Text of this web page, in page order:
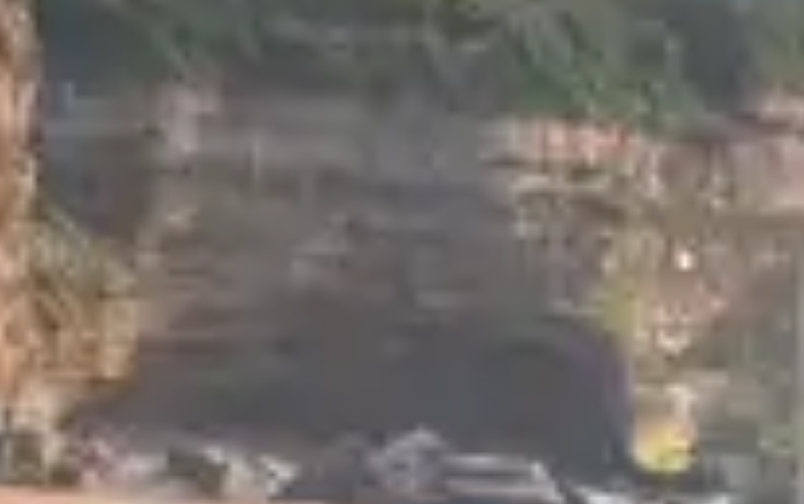
. Identifiées selon leur région et leur utilité,
Une ossature bois, constituée de pans de bois ;
Un hourdage, remplissage des espaces vides entre les poutres, qui s’effectue en briques,
trouve en ville ou dans les campagnes. Ce hourdage solidifie et assure le maintien des
Un toit pentu en raison des conditions climatiques, revêtu de tuiles d’argile plates « en queue de
bien souvent ornées de symboles familiaux et/ou locaux : losanges, croix de Saint-André, « mann
la chaise curule. Sur les
les plus embourgeoisées, les pans de bois sont
singularité à chacune d’elles.
Une architecture alsacienne
et rurale
Cette architecture alsacienne a su s’imposer dans les villes, résister aux siècles et aux guerres.
Les fermes
Qu’elles soient composées de plusieurs bâtiments indépendants organisés autour d’une cour, ou
regroupant logis, étable et grange, les fermes alsaciennes ont toutes en commun ces pans de bois